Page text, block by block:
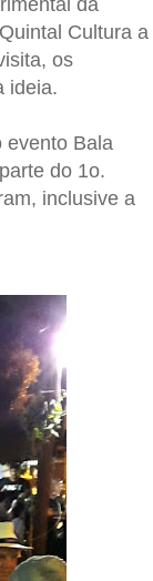
da
Cultura a
os
ideia.
evento Bala
do 1o.
inclusive a